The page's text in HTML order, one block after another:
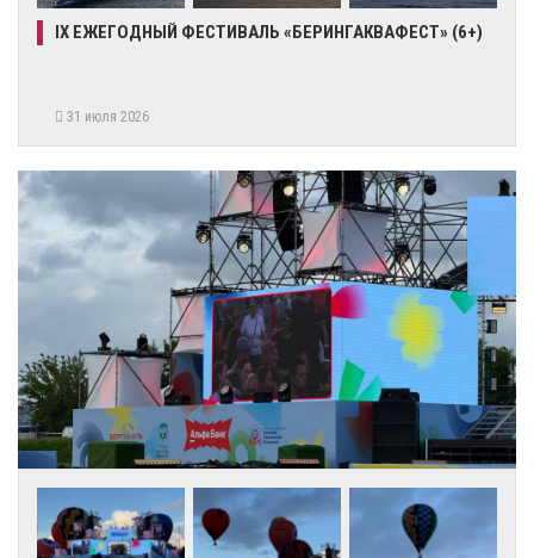
IX ЕЖЕГОДНЫЙ ФЕСТИВАЛЬ «БЕРИНГАКВАФЕСТ» (6+)
31 июля 2026